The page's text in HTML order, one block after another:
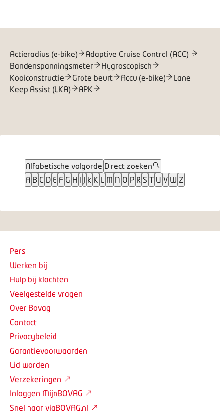
Actieradius (e-bike)
Adaptive Cruise Control (ACC)
Bandenspanningsmeter
Hygroscopisch
Kooiconstructie
Grote beurt Accu (e-bike)
Lane
Keep Assist (LKA)
APK
Alfabetische volgorde Direct zoeken
A B C D E F G H I J k K L M N O P R S T U V W Z
Pers
Werken bij
Hulp bij klachten
Veelgestelde vragen
Over Bovag
Contact
Privacybeleid
Garantievoorwaarden
Lid worden
Verzekeringen
Inloggen MijnBOVAG
Snel naar viaBOVAG.nl